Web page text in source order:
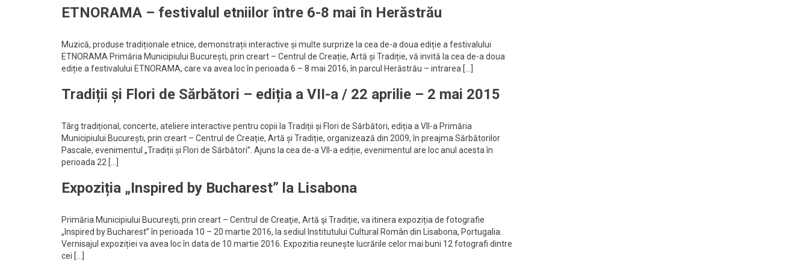
ETNORAMA – festivalul etniilor între 6-8 mai în Herăstrău
Muzică, produse tradiționale etnice, demonstrații interactive și multe surprize la cea de-a doua ediție a festivalului
ETNORAMA Primăria Municipiului București, prin creart – Centrul de Creație, Artă și Tradiție, vă invită la cea de-a doua
ediție a festivalului ETNORAMA, care va avea loc în perioada 6 – 8 mai 2016, în parcul Herăstrău – intrarea […]
Tradiții și Flori de Sărbători – ediția a VII-a / 22 aprilie – 2 mai 2015
Târg tradițional, concerte, ateliere interactive pentru copii la Tradiții și Flori de Sărbători, ediția a VII-a Primăria
Municipiului București, prin creart – Centrul de Creație, Artă și Tradiție, organizează din 2009, în preajma Sărbătorilor
Pascale, evenimentul „Tradiții și Flori de Sărbători”. Ajuns la cea de-a VII-a ediție, evenimentul are loc anul acesta în
perioada 22 […]
Expoziția „Inspired by Bucharest” la Lisabona
Primăria Municipiului Bucureşti, prin creart – Centrul de Creaţie, Artă şi Tradiţie, va itinera expoziția de fotografie
„Inspired by Bucharest” în perioada 10 – 20 martie 2016, la sediul Institutului Cultural Român din Lisabona, Portugalia.
Vernisajul expoziției va avea loc în data de 10 martie 2016. Expozitia reunește lucrările celor mai buni 12 fotografi dintre
cei […]